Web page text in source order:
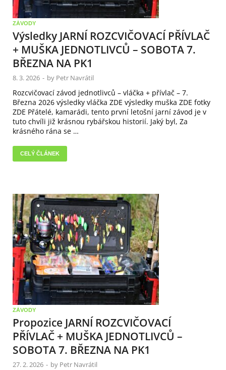
ZÁVODY
Výsledky JARNÍ ROZCVIČOVACÍ PŘÍVLAČ
+ MUŠKA JEDNOTLIVCŮ – SOBOTA 7.
BŘEZNA NA PK1
8. 3. 2026 - by Petr Navrátil
Rozcvičovací závod jednotlivců – vláčka + přívlač – 7.
Března 2026 výsledky vláčka ZDE výsledky muška ZDE fotky
ZDE Přátelé, kamarádi, tento první letošní jarní závod je v
tuto chvíli již krásnou rybářskou historií. Jaký byl, Za
krásného rána se …
CELÝ ČLÁNEK
ZÁVODY
Propozice JARNÍ ROZCVIČOVACÍ
PŘÍVLAČ + MUŠKA JEDNOTLIVCŮ –
SOBOTA 7. BŘEZNA NA PK1
27. 2. 2026 - by Petr Navrátil